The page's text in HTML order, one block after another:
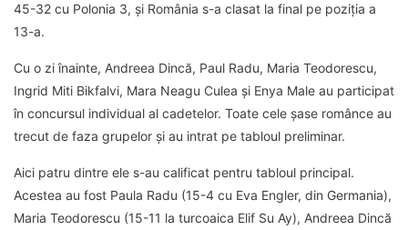
45-32 cu Polonia 3, și România s-a clasat la final pe poziția a
13-a.
Cu o zi înainte, Andreea Dincă, Paul Radu, Maria Teodorescu,
Ingrid Miti Bikfalvi, Mara Neagu Culea și Enya Male au participat
în concursul individual al cadetelor. Toate cele șase românce au
trecut de faza grupelor și au intrat pe tabloul preliminar.
Aici patru dintre ele s-au calificat pentru tabloul principal.
Acestea au fost Paula Radu (15-4 cu Eva Engler, din Germania),
Maria Teodorescu (15-11 la turcoaica Elif Su Ay), Andreea Dincă